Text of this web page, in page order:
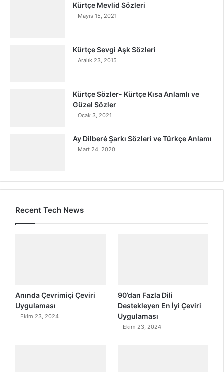
Kürtçe Mevlid Sözleri
Mayıs 15, 2021
Kürtçe Sevgi Aşk Sözleri
Aralık 23, 2015
Kürtçe Sözler- Kürtçe Kısa Anlamlı ve
Güzel Sözler
Ocak 3, 2021
Ay Dilberé Şarkı Sözleri ve Türkçe Anlamı
Mart 24, 2020
Recent Tech News
Anında Çevrimiçi Çeviri
Uygulaması
Ekim 23, 2024
90’dan Fazla Dili
Destekleyen En İyi Çeviri
Uygulaması
Ekim 23, 2024